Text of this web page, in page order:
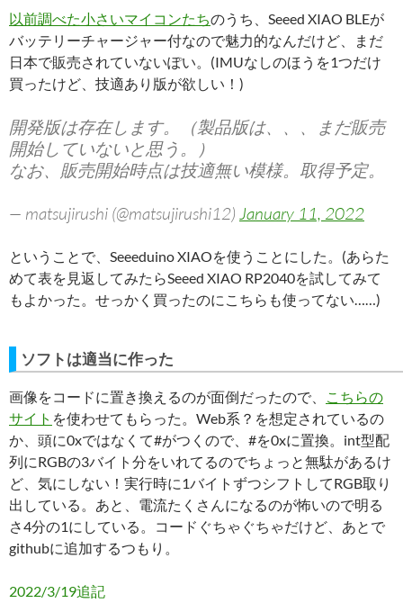
以前調べた小さいマイコンたちのうち、Seeed XIAO BLEが
バッテリーチャージャー付なので魅力的なんだけど、まだ
日本で販売されていないぽい。(IMUなしのほうを1つだけ
買ったけど、技適あり版が欲しい！)
開発版は存在します。（製品版は、、、まだ販売
開始していないと思う。）
なお、販売開始時点は技適無い模様。取得予定。
— matsujirushi (@matsujirushi12) January 11, 2022
ということで、Seeeduino XIAOを使うことにした。(あらた
めて表を見返してみたらSeeed XIAO RP2040を試してみて
もよかった。せっかく買ったのにこちらも使ってない……)
ソフトは適当に作った
画像をコードに置き換えるのが面倒だったので、
こちらの
サイト を使わせてもらった。Web系？を想定されているの
か、頭に0xではなくて#がつくので、#を0xに置換。int型配
列にRGBの3バイト分をいれてるのでちょっと無駄があるけ
ど、気にしない！実行時に1バイトずつシフトしてRGB取り
出している。あと、電流たくさんになるのが怖いので明る
さ4分の1にしている。コードぐちゃぐちゃだけど、あとで
githubに追加するつもり。
2022/3/19追記